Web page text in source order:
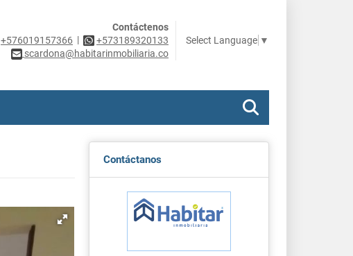
Contáctenos
+576019157366 |
+573189320133
scardona@habitarinmobiliaria.co
Select Language ▼
Contáctanos